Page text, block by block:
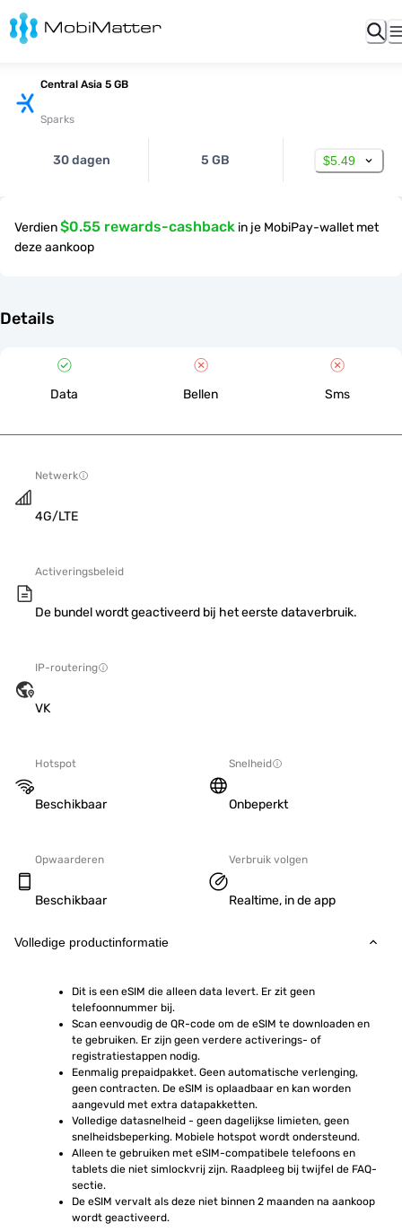
Central Asia 5 GB
Sparks
30 dagen 5 GB $5.49
Verdien$0.55 rewards-cashback in je MobiPay-wallet met
deze aankoop
Details
Data Bellen Sms
Netwerk
4G/LTE
Activeringsbeleid
De bundel wordt geactiveerd bij het eerste dataverbruik.
IP-routering
VK
Hotspot
Beschikbaar
Snelheid
Onbeperkt
Opwaarderen
Beschikbaar
Verbruik volgen
Realtime, in de app
Volledige productinformatie
Dit is een eSIM die alleen data levert. Er zit geen
telefoonnummer bij.
Scan eenvoudig de QR-code om de eSIM te downloaden en
te gebruiken. Er zijn geen verdere activerings- of
registratiestappen nodig.
Eenmalig prepaidpakket. Geen automatische verlenging,
geen contracten. De eSIM is oplaadbaar en kan worden
aangevuld met extra datapakketten.
Volledige datasnelheid - geen dagelijkse limieten, geen
snelheidsbeperking. Mobiele hotspot wordt ondersteund.
Alleen te gebruiken met eSIM-compatibele telefoons en
tablets die niet simlockvrij zijn. Raadpleeg bij twijfel de FAQ-
sectie.
De eSIM vervalt als deze niet binnen 2 maanden na aankoop
wordt geactiveerd.